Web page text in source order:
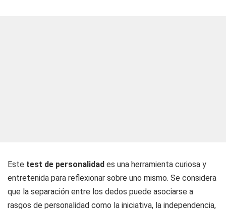
Este test de personalidad es una herramienta curiosa y
entretenida para reflexionar sobre uno mismo. Se considera
que la separación entre los dedos puede asociarse a
rasgos de personalidad como la iniciativa, la independencia,